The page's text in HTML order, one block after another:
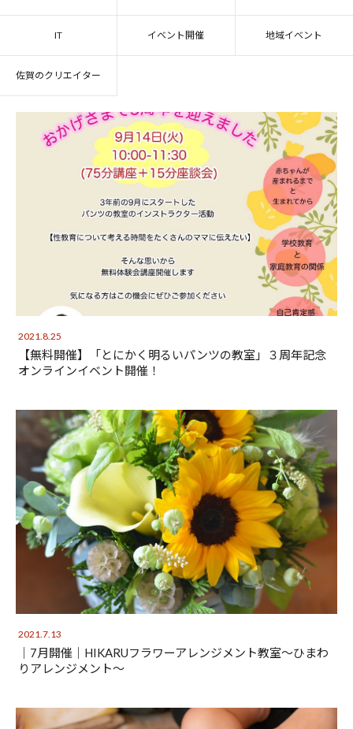
日々のブログ
IT イベント開催 地域イベント
佐賀のクリエイター
2021.8.25
【無料開催】「とにかく明るいパンツの教室」３周年記念
オンラインイベント開催！
2021.7.13
│7月開催│HIKARUフラワーアレンジメント教室～ひまわ
りアレンジメント～